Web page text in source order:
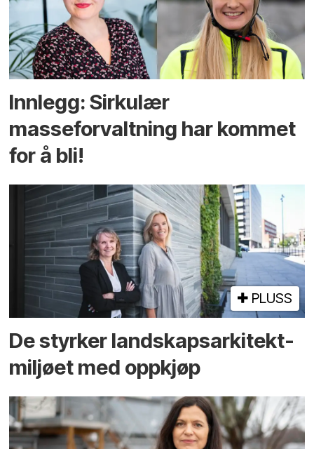
Innlegg: Sirkulær
masseforvaltning har kommet
for å bli!
PLUSS
De styrker landskaps­arkitekt­
miljøet med oppkjøp